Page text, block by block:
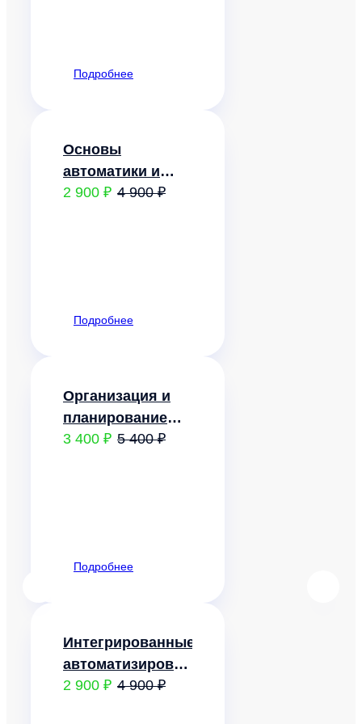
Подробнее
Основы
автоматики и
автоматизация
2 900 ₽ 4 900 ₽
Подробнее
Организация и
планирование
автоматизированных
3 400 ₽ 5 400 ₽
Подробнее
Интегрированные
автоматизированные
системы
2 900 ₽ 4 900 ₽